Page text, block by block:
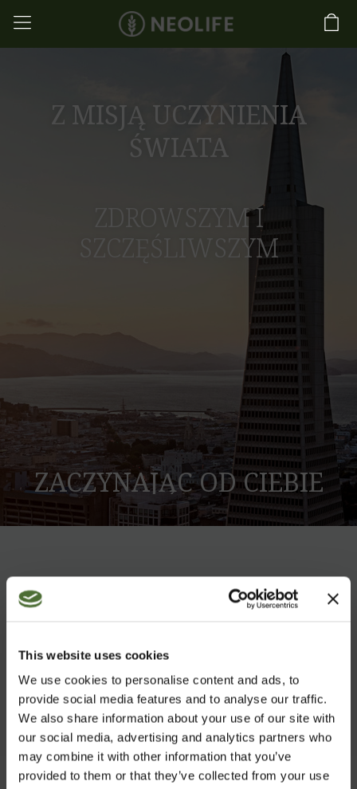
This website uses cookies
We use cookies to personalise content and ads, to
provide social media features and to analyse our traffic.
We also share information about your use of our site with
our social media, advertising and analytics partners who
may combine it with other information that you’ve
provided to them or that they’ve collected from your use
Z MISJĄ UCZYNIENIA
ŚWIATA
ZDROWSZYM I
SZCZĘŚLIWSZYM
ZACZYNAJĄC OD CIEBIE
Jesteśmy globalną firmą zajmującą
się zdrowym odżywianiem,
negatywnymi trendami zdrowotnymi.
Naszą bronią jest najwyższej jakości
żywienie.
NASZEWARTOŚCI